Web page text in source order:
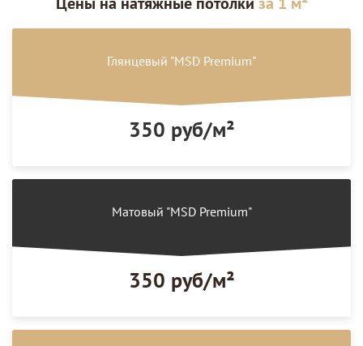
Глянцевый "MSD Premium"
350 руб/м²
Матовый "MSD Premium"
350 руб/м²